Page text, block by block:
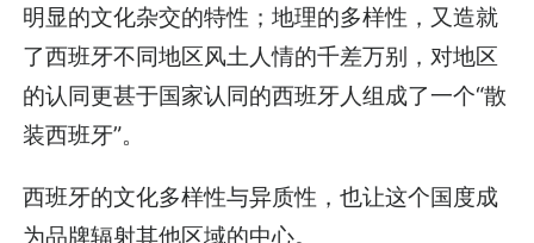
明显的文化杂交的特性；地理的多样性，又造就
了西班牙不同地区风土人情的千差万别，对地区
的认同更甚于国家认同的西班牙人组成了一个“散
装西班牙”。
西班牙的文化多样性与异质性，也让这个国度成
为品牌辐射其他区域的中心。